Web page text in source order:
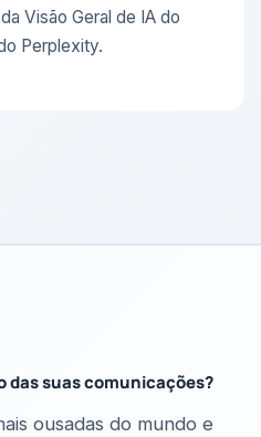
Visão Geral de IA do
Perplexity.
das suas comunicações?
ousadas do mundo e